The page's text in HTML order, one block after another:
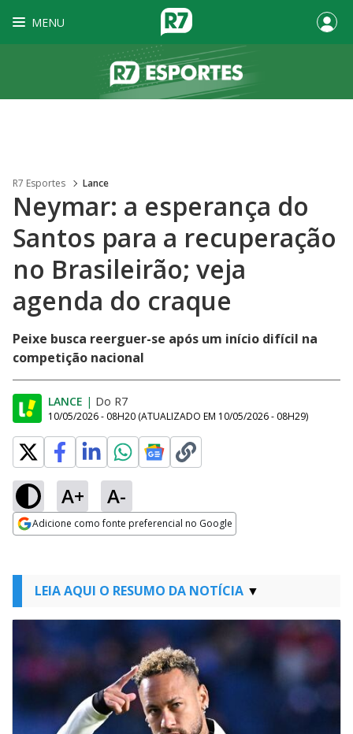
MENU
R7 Esportes Lance
Neymar: a esperança do
Santos para a recuperação
no Brasileirão; veja
agenda do craque
Peixe busca reerguer-se após um início difícil na
competição nacional
LANCE | Do R7
10/05/2026 - 08H20 (ATUALIZADO EM 10/05/2026 - 08H29)
A+ A-
Adicione como fonte preferencial no Google
LEIA AQUI O RESUMO DA NOTÍCIA